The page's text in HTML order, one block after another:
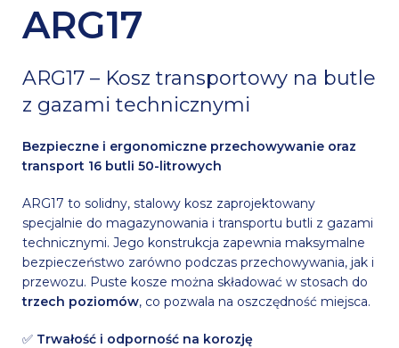
ARG17
ARG17 – Kosz transportowy na butle
z gazami technicznymi
Bezpieczne i ergonomiczne przechowywanie oraz
transport 16 butli 50-litrowych
ARG17 to solidny, stalowy kosz zaprojektowany
specjalnie do magazynowania i transportu butli z gazami
technicznymi. Jego konstrukcja zapewnia maksymalne
bezpieczeństwo zarówno podczas przechowywania, jak i
przewozu. Puste kosze można składować w stosach do
trzech poziomów, co pozwala na oszczędność miejsca.
✅ Trwałość i odporność na korozję